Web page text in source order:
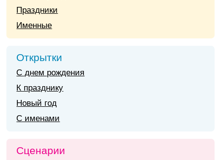
Праздники
Именные
Открытки
С днем рождения
К празднику
Новый год
С именами
Сценарии